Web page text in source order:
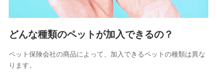
電話対応の品質向上およびお問合せ内容の正確な把握のため
6.採用応募者の個人情報
7.社員（従業者）の個人情報
どんな種類のペットが加入できるの？
ペット保険会社の商品によって、加入できるペットの種類は異な
ります。